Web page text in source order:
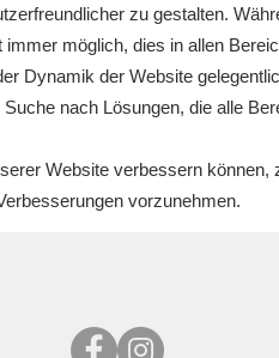
zu gestalten.
möglich, dies in allen
Dynamik der Website
nach Lösungen, die alle
Website verbessern können,
vorzunehmen.